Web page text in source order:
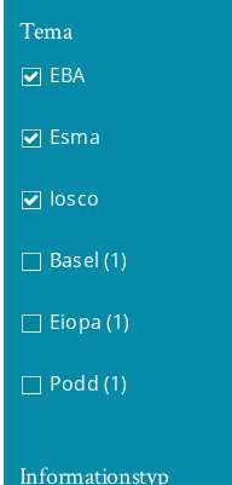
Tema
EBA
Esma
Iosco
Basel (1)
Eiopa (1)
Podd (1)
Informationstyp